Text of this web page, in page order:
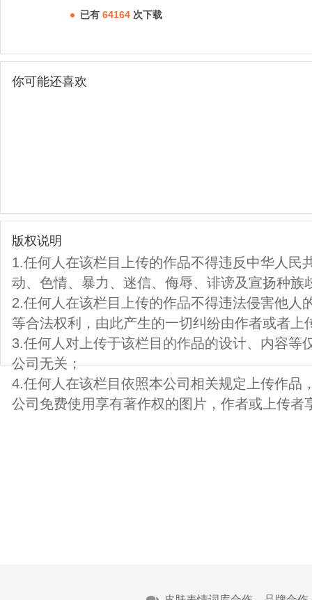
已有 64164 次下载
你可能还喜欢
版权说明
1.任何人在该栏目上传的作品不得违反中华人民
动、色情、暴力、迷信、侮辱、诽谤及宣扬种族
2.任何人在该栏目上传的作品不得违法侵害他人
等合法权利，由此产生的一切纠纷由作者或者上
3.任何人对上传于该栏目的作品的设计、内容等
公司无关；
4.任何人在该栏目依照本公司相关规定上传作品
公司免费使用享有著作权的图片，作者或上传者